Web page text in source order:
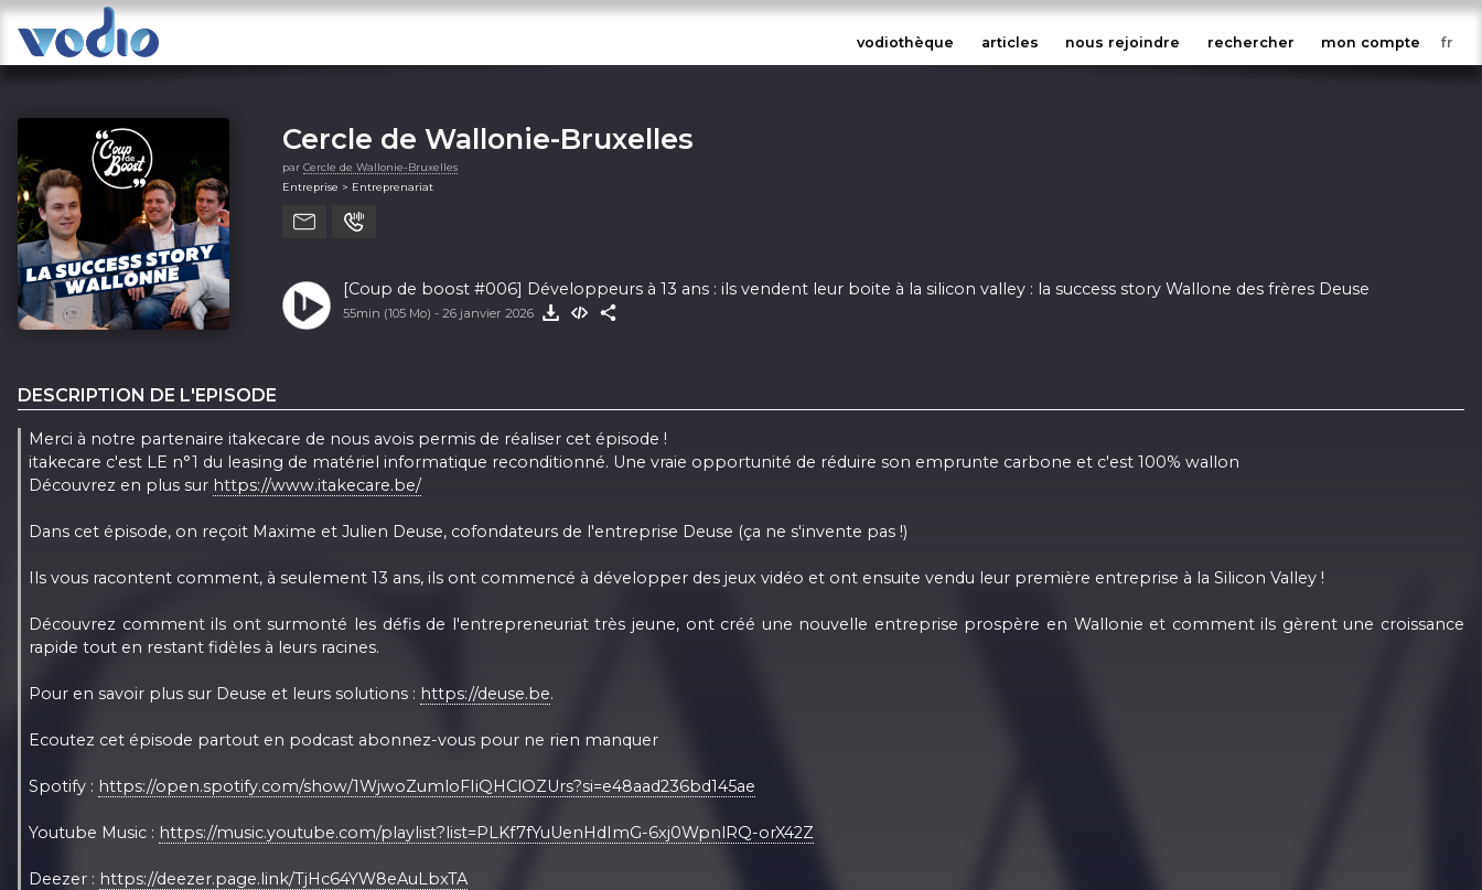
vodiothèque articles nous rejoindre rechercher mon compte
Cercle de Wallonie-Bruxelles
par Cercle de Wallonie-Bruxelles
Entreprise > Entreprenariat
[Coup de boost #006] Développeurs à 13 ans : ils vendent leur boite à la silicon valley : la success story Wallone des frères Deuse
55min (105 Mo) - 26 janvier 2026
DESCRIPTION DE L'EPISODE
Merci à notre partenaire itakecare de nous avois permis de réaliser cet épisode !
itakecare c'est LE n°1 du leasing de matériel informatique reconditionné. Une vraie opportunité de réduire son emprunte carbone et c'est 100% wallon
Découvrez en plus sur https://www.itakecare.be/
Dans cet épisode, on reçoit Maxime et Julien Deuse, cofondateurs de l'entreprise Deuse (ça ne s'invente pas !)
Ils vous racontent comment, à seulement 13 ans, ils ont commencé à développer des jeux vidéo et ont ensuite vendu leur première entreprise à la Silicon Valley !
Découvrez comment ils ont surmonté les défis de l'entrepreneuriat très jeune, ont créé une nouvelle entreprise prospère en Wallonie et comment ils gèrent une croissance
rapide tout en restant fidèles à leurs racines.
Pour en savoir plus sur Deuse et leurs solutions : https://deuse.be.
Ecoutez cet épisode partout en podcast abonnez-vous pour ne rien manquer
Spotify : https://open.spotify.com/show/1WjwoZumloFIiQHClOZUrs?si=e48aad236bd145ae
Youtube Music : https://music.youtube.com/playlist?list=PLKf7fYuUenHdImG-6xj0WpnlRQ-orX42Z
Deezer : https://deezer.page.link/TjHc64YW8eAuLbxTA